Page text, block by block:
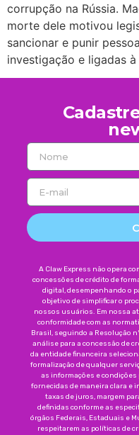
corrupção na Rússia.
morte dele motivou
sancionar e punir
investigação e ligadas
A Claw Express não opera
concessões de crédito de
digital, desempenhando o
objetivo de simplificar o
nossos usuários. Em nossa
conformidade com as
Brasil, seguindo a Resolução
análise para a concessão de
da entidade financeira
formalização de qualquer
as informações e
fornecidas de maneira clara e
taxas de juros, margem
definidas conforme as
órgãos Federais, Estaduais e
respeitarem as políticas de